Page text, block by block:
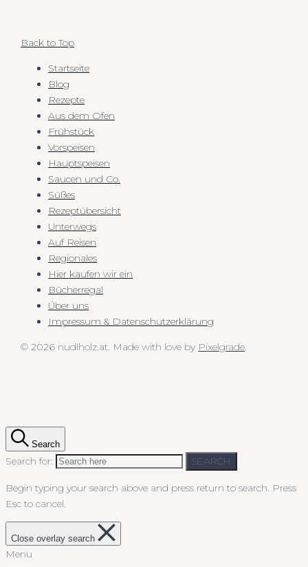
Back to Top
Startseite
Blog
Rezepte
Aus dem Ofen
Frühstück
Vorspeisen
Hauptspeisen
Saucen und Co.
Süßes
Rezeptübersicht
Unterwegs
Auf Reisen
Regionales
Hier kaufen wir ein
Bücherregal
Über uns
Impressum & Datenschutzerklärung
© 2026 nudlholz.at. Made with love by Pixelgrade
Search
Search for: SEARCH
Begin typing your search above and press return to search. Press
Esc to cancel.
Close overlay search
Menu